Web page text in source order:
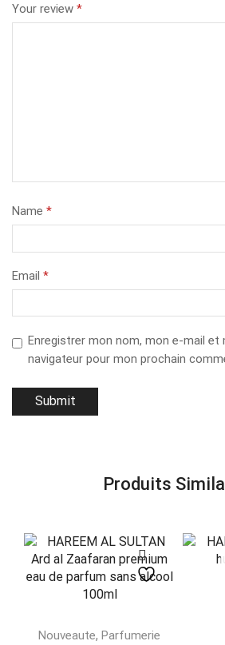
Your review *
Name *
Email *
Enregistrer mon nom, mon e-mail et
navigateur pour mon prochain
Produits
Nouveaute, Parfumerie